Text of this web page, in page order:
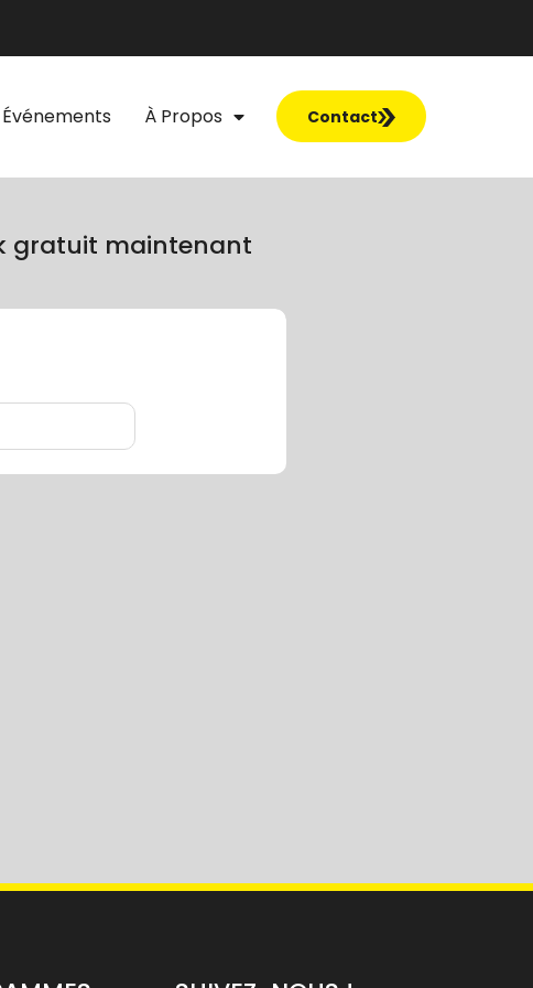
Événements À Propos Contact
gratuit maintenant